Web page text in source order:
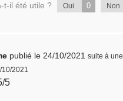
t-il été utile ? Oui 0 Non
publié le 24/10/2021 suite à une
2021
5